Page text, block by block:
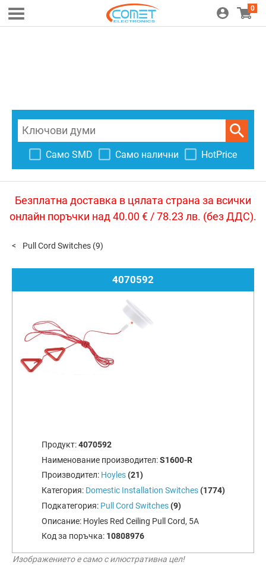
0
Само SMD Само налични HotPrice
Безплатна доставка в цялата страна за всички
онлайн поръчки над 40.00 € / 78.23 лв. (без ДДС).
Pull Cord Switches (9)
4070592
Продукт:4070592
Наименование производител:S1600-R
Производител: Hoyles (21)
Категория: Domestic Installation Switches (1774)
Подкатегория: Pull Cord Switches (9)
Описание: Hoyles Red Ceiling Pull Cord, 5A
Код за поръчка: 10808976
Изображението е само с илюстративна цел!